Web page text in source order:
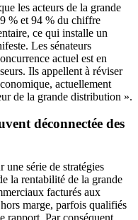
les acteurs de la grande
% et 94 % du chiffre
ce qui installe un
Les sénateurs
actuel est en
Ils appellent à réviser
actuellement
de la grande distribution ».
déconnectée des
une série de stratégies
la rentabilité de la grande
facturés aux
marge, parfois qualifiés